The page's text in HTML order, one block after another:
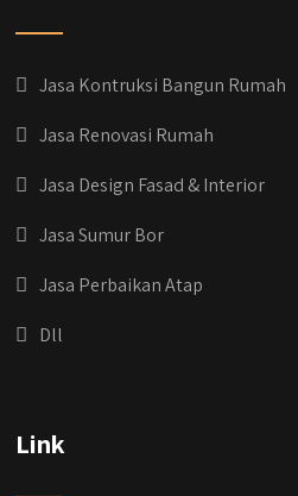
Jasa Kontruksi Bangun Rumah
Jasa Renovasi Rumah
Jasa Design Fasad & Interior
Jasa Sumur Bor
Jasa Perbaikan Atap
Dll
Link